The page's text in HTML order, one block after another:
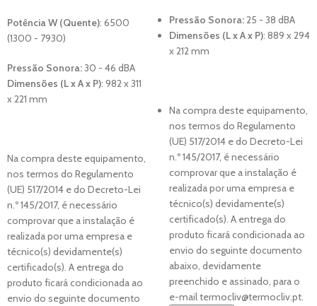
Potência W (Quente): 6500
(1300 - 7930)
Pressão Sonora:30 - 46 dBA
Dimensões (L x A x P): 982 x 311
x 221 mm
Na compra deste equipamento,
nos termos do Regulamento
(UE) 517/2014 e do Decreto-Lei
n.º 145/2017, é necessário
comprovar que a instalação é
realizada por uma empresa e
técnico(s) devidamente(s)
certificado(s). A entrega do
produto ficará condicionada ao
envio do seguinte documento
Pressão Sonora:25 - 38 dBA
Dimensões (L x A x P): 889 x 294
x 212 mm
Na compra deste equipamento,
nos termos do Regulamento
(UE) 517/2014 e do Decreto-Lei
n.º 145/2017, é necessário
comprovar que a instalação é
realizada por uma empresa e
técnico(s) devidamente(s)
certificado(s). A entrega do
produto ficará condicionada ao
envio do seguinte documento
abaixo, devidamente
preenchido e assinado, para o
e-mail termocliv@termocliv.pt.